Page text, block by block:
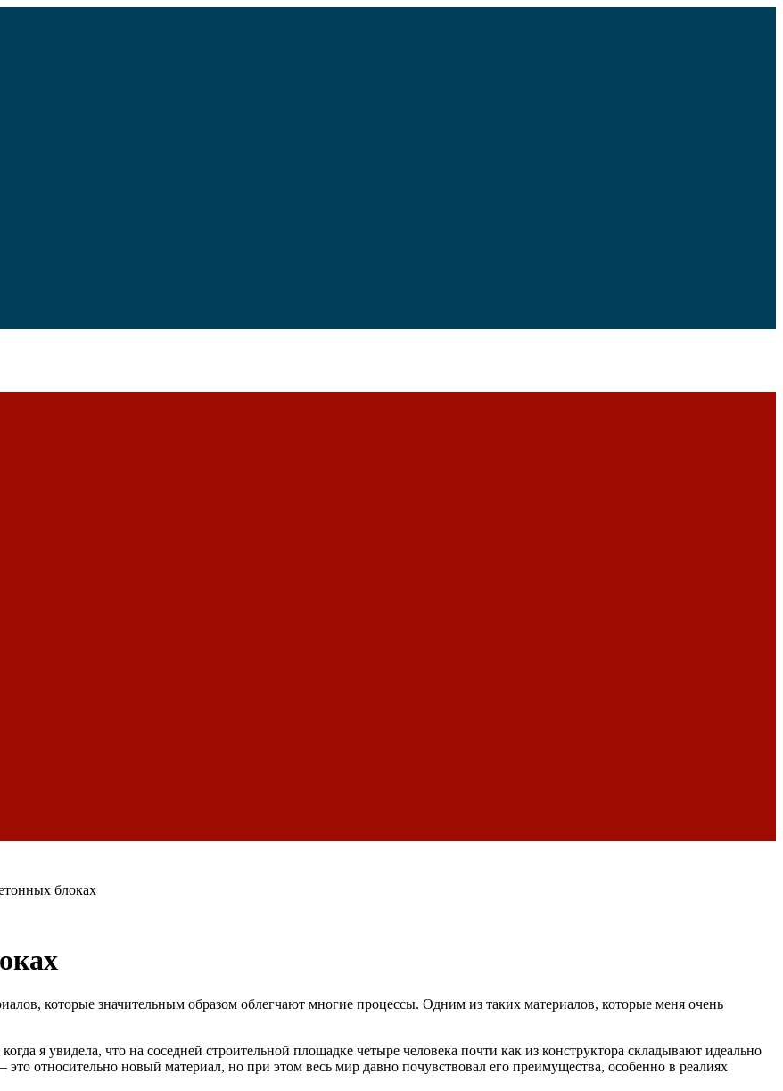
блоках
которые значительным образом облегчают многие процессы. Одним из таких материалов, которые меня очень
я увидела, что на соседней строительной площадке четыре человека почти как из конструктора складывают идеально
относительно новый материал, но при этом весь мир давно почувствовал его преимущества, особенно в реалиях